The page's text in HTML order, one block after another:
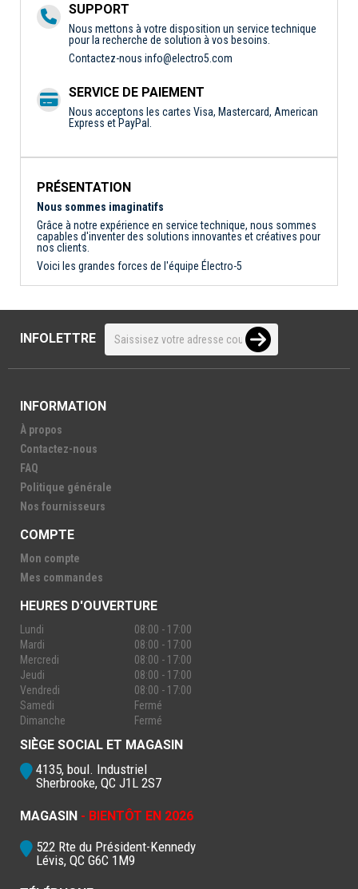
SUPPORT
Nous mettons à votre disposition un service technique
pour la recherche de solution à vos besoins.
Contactez-nous info@electro5.com
SERVICE DE PAIEMENT
Nous acceptons les cartes Visa, Mastercard, American
Express et PayPal.
PRÉSENTATION
Nous sommes imaginatifs
Grâce à notre expérience en service technique, nous sommes
capables d'inventer des solutions innovantes et créatives pour
nos clients.
Voici les grandes forces de l'équipe Électro-5
INFOLETTRE
INFORMATION
À propos
Contactez-nous
FAQ
Politique générale
Nos fournisseurs
COMPTE
Mon compte
Mes commandes
HEURES D'OUVERTURE
Lundi
08:00 - 17:00
Mardi
08:00 - 17:00
Mercredi
08:00 - 17:00
Jeudi
08:00 - 17:00
Vendredi
08:00 - 17:00
Samedi
Fermé
Dimanche
Fermé
SIÈGE SOCIAL ET MAGASIN
4135, boul. Industriel
Sherbrooke, QC J1L 2S7
MAGASIN - BIENTÔT EN 2026
522 Rte du Président-Kennedy
Lévis, QC G6C 1M9